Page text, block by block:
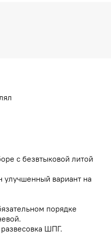
с безвтыковой литой
улучшенный вариант на
порядке
ШПГ.